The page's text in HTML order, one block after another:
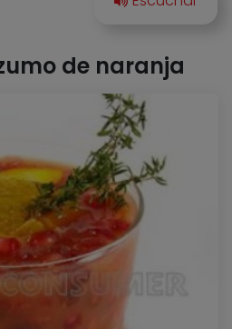
de naranja